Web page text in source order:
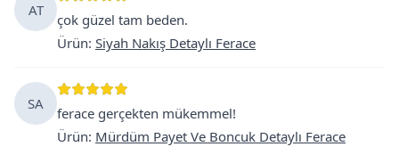
AT
çok güzel tam beden.
Ürün: Siyah Nakış Detaylı Ferace
SA
ferace gerçekten mükemmel!
Ürün: Mürdüm Payet Ve Boncuk Detaylı Ferace